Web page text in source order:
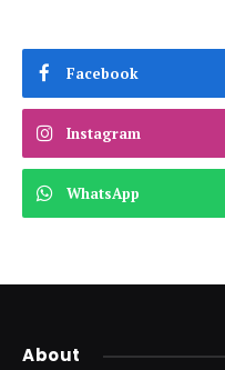
Facebook
Instagram
WhatsApp
About